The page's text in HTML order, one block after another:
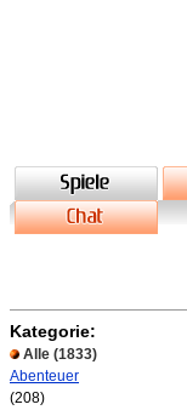
Kategorie:
Alle (1833)
Abenteuer
(208)